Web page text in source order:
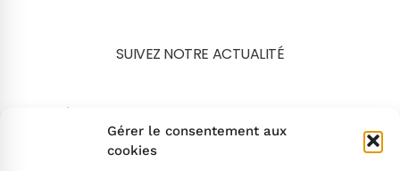
Gérer le consentement aux
cookies
SUIVEZ NOTRE ACTUALITÉ
Search